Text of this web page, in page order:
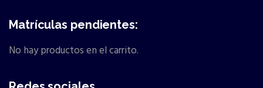
Matrículas pendientes:
No hay productos en el carrito.